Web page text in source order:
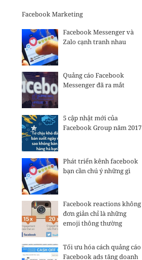
Facebook Marketing
Facebook Messenger và
Zalo cạnh tranh nhau
Quảng cáo Facebook
Messenger đã ra mắt
5 cập nhật mới của
Facebook Group năm 2017
Phát triển kênh facebook
bạn cần chú ý những gì
Facebook reactions không
đơn giản chỉ là những
emoji thông thường
Tối ưu hóa cách quảng cáo
Facebook ads tăng doanh